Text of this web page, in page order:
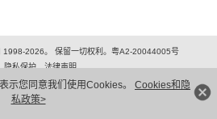
示您同意我们使用Cookies。 Cookies和隐
私政策>
1998-2026。 保留一切权利。粤A2-20044005号
隐私保护
法律声明